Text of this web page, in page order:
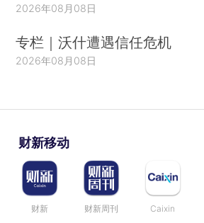
2026年08月08日
专栏｜沃什遭遇信任危机
2026年08月08日
财新移动
财新 财新周刊 Caixin